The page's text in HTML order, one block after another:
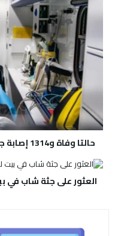
حالتا وفاة و1314 إصابة جديدة بفيروس كورونا في غزة
العثور على جثة شاب في